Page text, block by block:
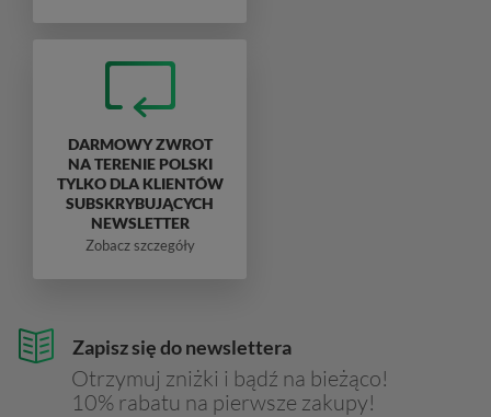
Zapisz się do newslettera
Otrzymuj zniżki i bądź na bieżąco!
10% rabatu na pierwsze zakupy!
DARMOWY ZWROT
NA TERENIE POLSKI
TYLKO DLA KLIENTÓW
SUBSKRYBUJĄCYCH
NEWSLETTER
Zobacz szczegóły